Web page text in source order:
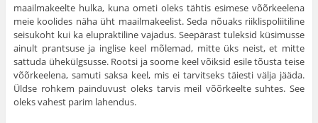
maailmakeelte hulka, kuna ometi oleks tähtis esimese võõrkeelena
meie koolides näha üht maailmakeelist. Seda nõuaks riiklispoliitiline
seisukoht kui ka elupraktiline vajadus. Seepärast tuleksid küsimusse
ainult prantsuse ja inglise keel mõlemad, mitte üks neist, et mitte
sattuda ühekülgsusse. Rootsi ja soome keel võiksid esile tõusta teise
võõrkeelena, samuti saksa keel, mis ei tarvitseks täiesti välja jääda.
Üldse rohkem painduvust oleks tarvis meil võõrkeelte suhtes. See
oleks vahest parim lahendus.